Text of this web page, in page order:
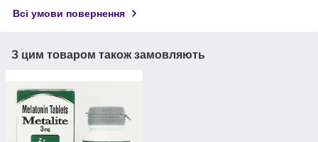
Всі умови повернення
З цим товаром також замовляють